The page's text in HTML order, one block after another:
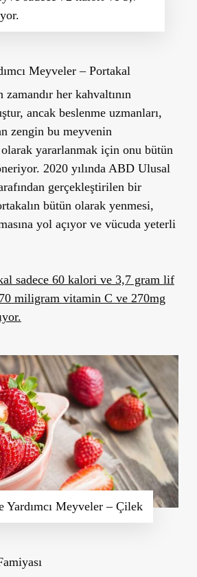
Meyveler – Portakal
her kahvaltının
ancak beslenme uzmanları,
zengin bu meyvenin
yararlanmak için onu bütün
2020 yılında ABD Ulusal
gerçekleştirilen bir
bütün olarak yenmesi,
yol açıyor ve vücuda yeterli
sadece 60 kalori ve 3,7 gram lif
miligram vitamin C ve 270mg
Yardımcı Meyveler – Çilek